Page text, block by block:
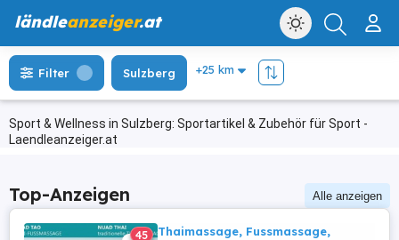
ländleanzeiger.at
Sport & Wellness in Sulzberg: Sportartikel & Zubehör für Sport -
Laendleanzeiger.at
Filter Sulzberg
Top-Anzeigen Alle anzeigen
45
Thaimassage, Fussmassage,